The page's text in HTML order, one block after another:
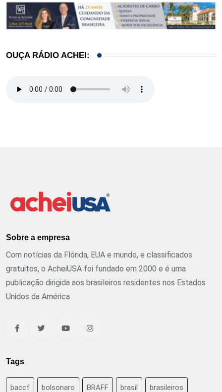
OUÇA RÁDIO ACHEI:
Sobre a empresa
Com notícias da Flórida, EUA e mundo, e classificados
gratuitos, o AcheiUSA foi fundado em 2000 e é uma
publicação dirigida aos brasileiros residentes nos Estados
Unidos da América
Tags
baccf bolsonaro BRAFF brasil brasileiros